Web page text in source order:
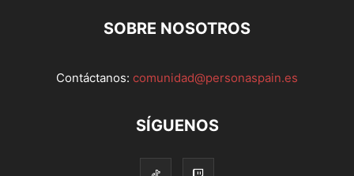
SOBRE NOSOTROS
Contáctanos: comunidad@personaspain.es
SÍGUENOS